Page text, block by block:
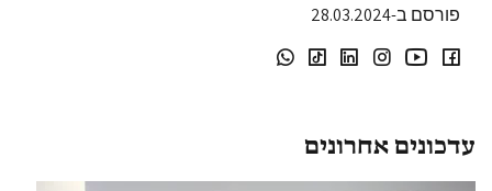
פורסם ב-28.03.2024
עדכונים אחרונים